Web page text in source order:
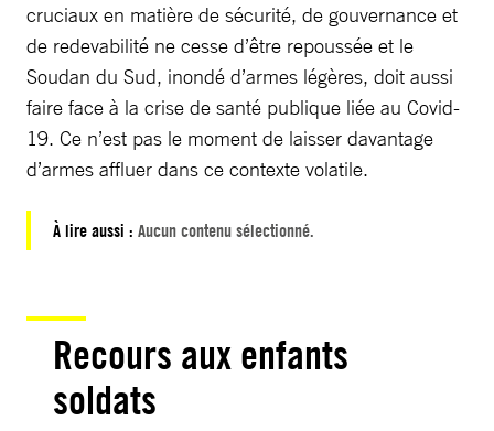
cruciaux en matière de sécurité, de gouvernance et
de redevabilité ne cesse d’être repoussée et le
Soudan du Sud, inondé d’armes légères, doit aussi
faire face à la crise de santé publique liée au Covid-
19. Ce n’est pas le moment de laisser davantage
d’armes affluer dans ce contexte volatile.
À lire aussi : Aucun contenu sélectionné.
Recours aux enfants
soldats